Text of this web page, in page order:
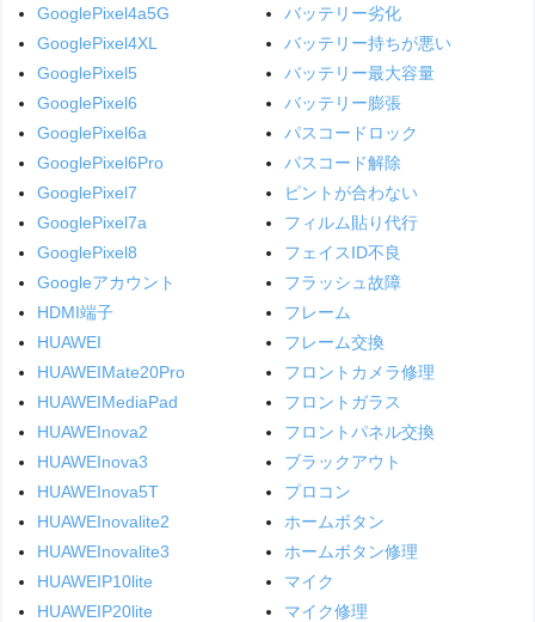
GooglePixel4a5G
GooglePixel4XL
GooglePixel5
GooglePixel6
GooglePixel6a
GooglePixel6Pro
GooglePixel7
GooglePixel7a
GooglePixel8
Googleアカウント
HDMI端子
HUAWEI
HUAWEIMate20Pro
HUAWEIMediaPad
HUAWEInova2
HUAWEInova3
HUAWEInova5T
HUAWEInovalite2
HUAWEInovalite3
HUAWEIP10lite
HUAWEIP20lite
バッテリー劣化
バッテリー持ちが悪い
バッテリー最大容量
バッテリー膨張
パスコードロック
パスコード解除
ピントが合わない
フィルム貼り代行
フェイスID不良
フラッシュ故障
フレーム
フレーム交換
フロントカメラ修理
フロントガラス
フロントパネル交換
ブラックアウト
プロコン
ホームボタン
ホームボタン修理
マイク
マイク修理